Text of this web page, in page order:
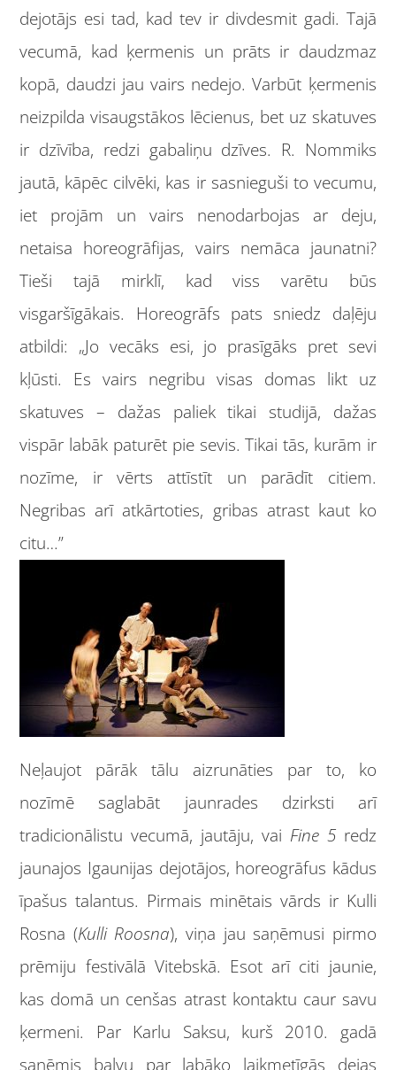
dejotājs esi tad, kad tev ir divdesmit gadi. Tajā
vecumā, kad ķermenis un prāts ir daudzmaz
kopā, daudzi jau vairs nedejo. Varbūt ķermenis
neizpilda visaugstākos lēcienus, bet uz skatuves
ir dzīvība, redzi gabaliņu dzīves. R. Nommiks
jautā, kāpēc cilvēki, kas ir sasnieguši to vecumu,
iet projām un vairs nenodarbojas ar deju,
netaisa horeogrāfijas, vairs nemāca jaunatni?
Tieši tajā mirklī, kad viss varētu būs
visgaršīgākais. Horeogrāfs pats sniedz daļēju
atbildi: „Jo vecāks esi, jo prasīgāks pret sevi
kļūsti. Es vairs negribu visas domas likt uz
skatuves – dažas paliek tikai studijā, dažas
vispār labāk paturēt pie sevis. Tikai tās, kurām ir
nozīme, ir vērts attīstīt un parādīt citiem.
Negribas arī atkārtoties, gribas atrast kaut ko
citu…”
Neļaujot pārāk tālu aizrunāties par to, ko
nozīmē saglabāt jaunrades dzirksti arī
tradicionālistu vecumā, jautāju, vai Fine 5redz
jaunajos Igaunijas dejotājos, horeogrāfus kādus
īpašus talantus. Pirmais minētais vārds ir Kulli
Rosna (Kulli Roosna), viņa jau saņēmusi pirmo
prēmiju festivālā Vitebskā. Esot arī citi jaunie,
kas domā un cenšas atrast kontaktu caur savu
ķermeni. Par Karlu Saksu, kurš 2010. gadā
saņēmis balvu par labāko laikmetīgās dejas